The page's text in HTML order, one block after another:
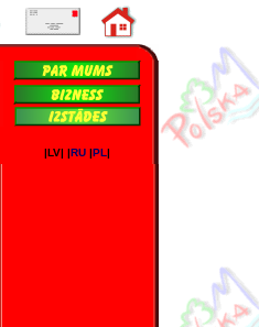
|LV| |RU|PL|